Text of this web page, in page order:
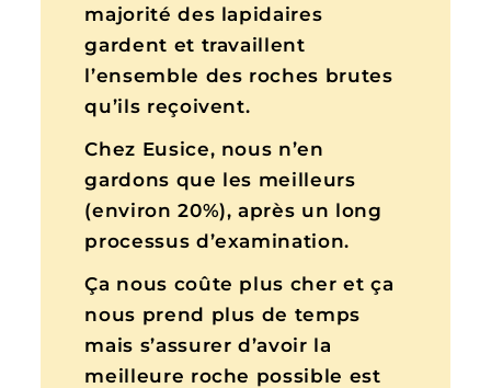
majorité des lapidaires
gardent et travaillent
l’ensemble des roches brutes
qu’ils reçoivent.
Chez Eusice, nous n’en
gardons que les meilleurs
(environ 20%), après un long
processus d’examination.
Ça nous coûte plus cher et ça
nous prend plus de temps
mais s’assurer d’avoir la
meilleure roche possible est